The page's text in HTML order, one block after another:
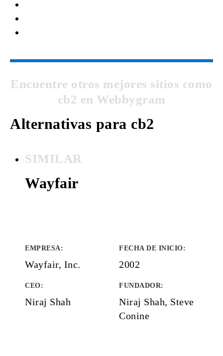
Encuentre otros mejores sitios como
cb2 en Webbygram
Alternativas para cb2
SIMILAR
Wayfair
EMPRESA:
Wayfair, Inc.
FECHA DE INICIO:
2002
CEO:
Niraj Shah
FUNDADOR:
Niraj Shah, Steve
Conine